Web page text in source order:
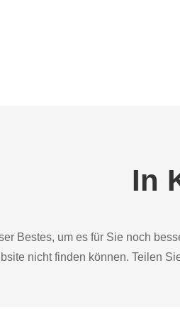
In
Bestes, um es für Sie noch
nicht finden können. Teilen